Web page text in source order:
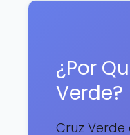
¿Por
Verde?
Cruz Verde